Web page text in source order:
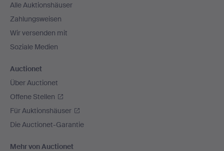
Alle Auktionshäuser
Zahlungsweisen
Wir versenden mit
Soziale Medien
Auctionet
Über Auctionet
Offene Stellen
Für Auktionshäuser
Die Auctionet-Garantie
Mehr von Auctionet